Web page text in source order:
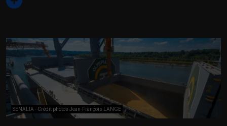
SENALIA - Crédit photos Jean-François LANGE